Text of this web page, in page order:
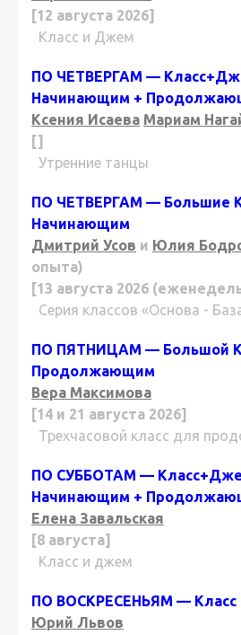
[12 августа 2026]
Класс и Джем
ПО ЧЕТВЕРГАМ —
Начинающим +
Ксения Исаева Мариам
[]
Утренние танцы
ПО ЧЕТВЕРГАМ — Большие
Начинающим
Дмитрий Усов и Юлия
опыта)
[13 августа 2026
Серия классов «Основа -
ПО ПЯТНИЦАМ — Большой
Продолжающим
Вера Максимова
[14 и 21 августа 2026]
Трехчасовой класс для
ПО СУББОТАМ —
Начинающим +
Елена Завальская
[8 августа]
Класс и джем
ПО ВОСКРЕСЕНЬЯМ — Класс
Юрий Львов